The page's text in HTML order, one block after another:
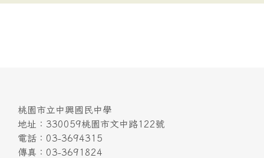
桃園市立中興國民中學
地址：330059桃園市文中路122號
電話：03-3694315
傳真：03-3691824